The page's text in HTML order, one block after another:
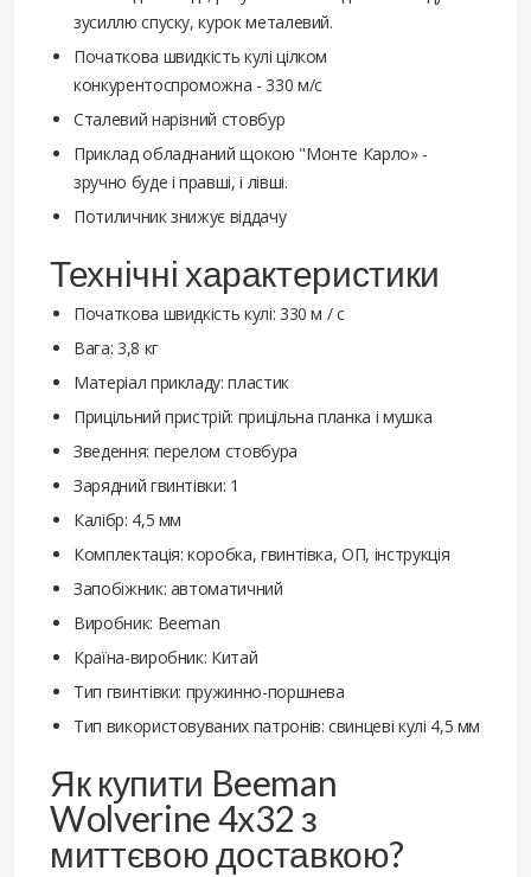
зусиллю спуску, курок металевий.
Початкова швидкість кулі цілком
конкурентоспроможна - 330 м/с
Сталевий нарізний стовбур
Приклад обладнаний щокою "Монте Карло» -
зручно буде і правші, і лівші.
Потиличник знижує віддачу
Технічні характеристики
Початкова швидкість кулі: 330 м / с
Вага: 3,8 кг
Матеріал прикладу: пластик
Прицільний пристрій: прицільна планка і мушка
Зведення: перелом стовбура
Зарядний гвинтівки: 1
Калібр: 4,5 мм
Комплектація: коробка, гвинтівка, ОП, інструкція
Запобіжник: автоматичний
Виробник: Beeman
Країна-виробник: Китай
Тип гвинтівки: пружинно-поршнева
Тип використовуваних патронів: свинцеві кулі 4,5 мм
Як купити Beeman
Wolverine 4x32 з
миттєвою доставкою?